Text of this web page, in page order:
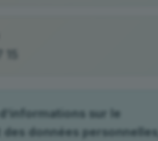
d’informations sur le
données personnelles,